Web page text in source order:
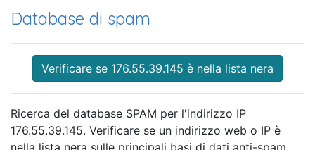
Database di spam
Verificare se 176.55.39.145 è nella lista nera
Ricerca del database SPAM per l'indirizzo IP
176.55.39.145. Verificare se un indirizzo web o IP è